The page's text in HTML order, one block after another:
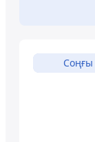
Соңғы